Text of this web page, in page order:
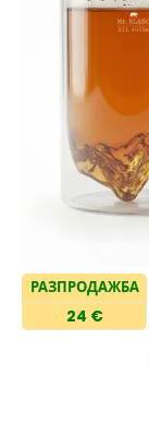
РАЗПРОДАЖБА
24 €